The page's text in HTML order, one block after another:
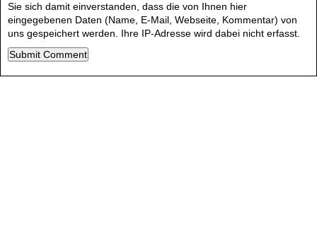
Sie sich damit einverstanden, dass die von Ihnen hier
eingegebenen Daten (Name, E-Mail, Webseite, Kommentar) von
uns gespeichert werden. Ihre IP-Adresse wird dabei nicht erfasst.